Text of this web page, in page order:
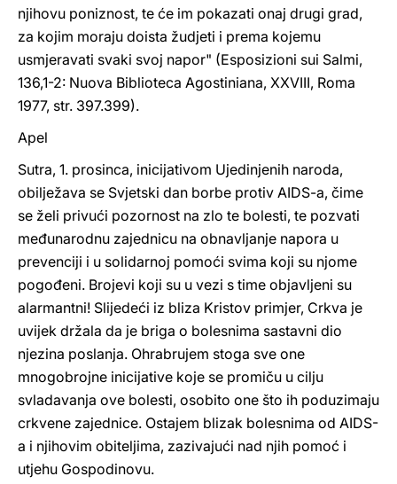
njihovu poniznost, te će im pokazati onaj drugi grad,
za kojim moraju doista žudjeti i prema kojemu
usmjeravati svaki svoj napor" (Esposizioni sui Salmi,
136,1-2: Nuova Biblioteca Agostiniana, XXVIII, Roma
1977, str. 397.399).
Apel
Sutra, 1. prosinca, inicijativom Ujedinjenih naroda,
obilježava se Svjetski dan borbe protiv AIDS-a, čime
se želi privući pozornost na zlo te bolesti, te pozvati
međunarodnu zajednicu na obnavljanje napora u
prevenciji i u solidarnoj pomoći svima koji su njome
pogođeni. Brojevi koji su u vezi s time objavljeni su
alarmantni! Slijedeći iz bliza Kristov primjer, Crkva je
uvijek držala da je briga o bolesnima sastavni dio
njezina poslanja. Ohrabrujem stoga sve one
mnogobrojne inicijative koje se promiču u cilju
svladavanja ove bolesti, osobito one što ih poduzimaju
crkvene zajednice. Ostajem blizak bolesnima od AIDS-
a i njihovim obiteljima, zazivajući nad njih pomoć i
utjehu Gospodinovu.